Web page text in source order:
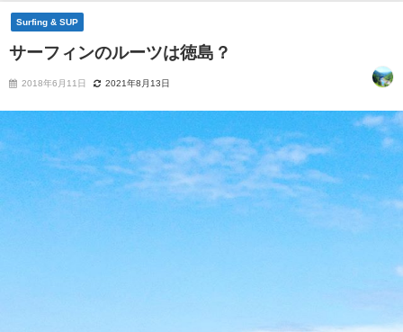
Surfing & SUP
サーフィンのルーツは徳島？
2018年6月11日 2021年8月13日